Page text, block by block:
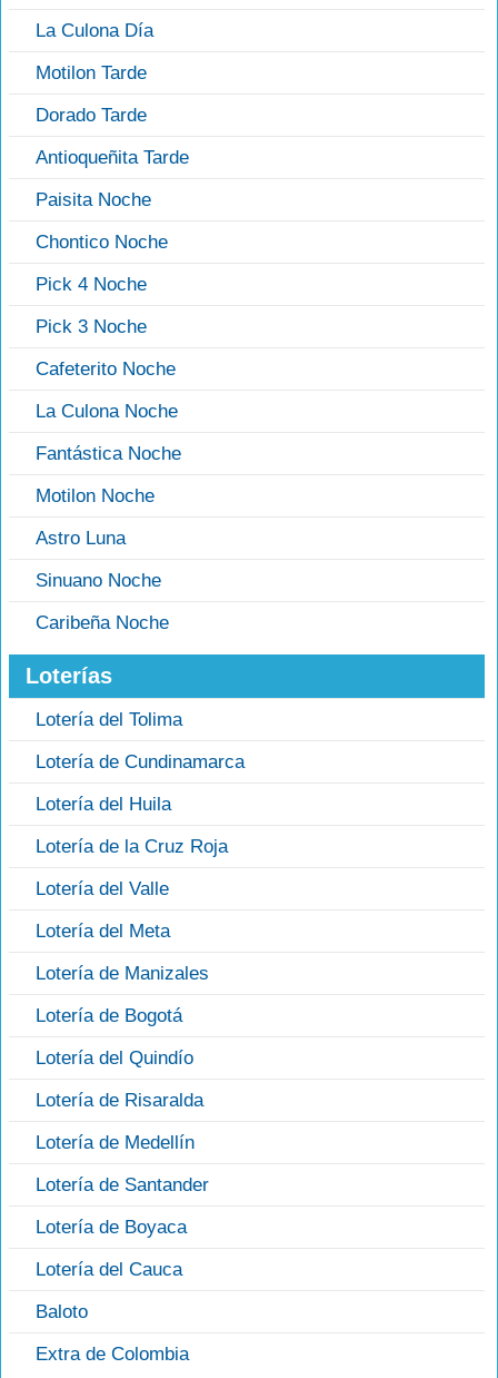
La Culona Día
Motilon Tarde
Dorado Tarde
Antioqueñita Tarde
Paisita Noche
Chontico Noche
Pick 4 Noche
Pick 3 Noche
Cafeterito Noche
La Culona Noche
Fantástica Noche
Motilon Noche
Astro Luna
Sinuano Noche
Caribeña Noche
Loterías
Lotería del Tolima
Lotería de Cundinamarca
Lotería del Huila
Lotería de la Cruz Roja
Lotería del Valle
Lotería del Meta
Lotería de Manizales
Lotería de Bogotá
Lotería del Quindío
Lotería de Risaralda
Lotería de Medellín
Lotería de Santander
Lotería de Boyaca
Lotería del Cauca
Baloto
Extra de Colombia